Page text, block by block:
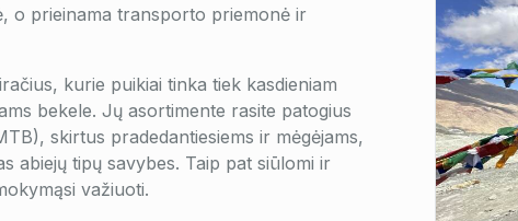
o prieinama transporto priemonė ir
kurie puikiai tinka tiek kasdieniam
bekele. Jų asortimente rasite patogius
skirtus pradedantiesiems ir mėgėjams,
abiejų tipų savybes. Taip pat siūlomi ir
važiuoti.